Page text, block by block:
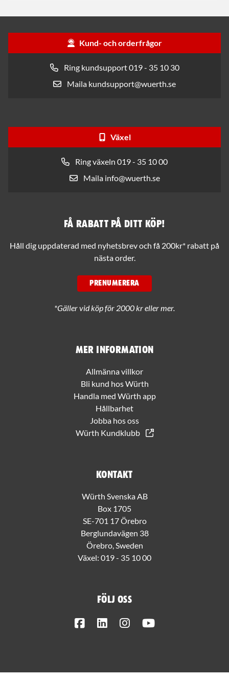
Kund- och orderfrågor
Ring kundsupport 019 - 35 10 30
Maila kundsupport@wuerth.se
Växel
Ring växeln 019 - 35 10 00
Maila info@wuerth.se
Mer information
Allmänna villkor
Bli kund hos Würth
Handla med Würth app
Hållbarhet
Jobba hos oss
Würth Kundklubb
Kontakt
Würth Svenska AB
Box 1705
SE-701 17 Örebro
Berglundavägen 38
Örebro, Sweden
Växel: 019 - 35 10 00
Följ oss
FacebookLinkedInInstagram
Få rabatt på ditt köp!
Håll dig uppdaterad med nyhetsbrev och få 200kr* rabatt på
nästa order.
PRENUMERERA
*Gäller vid köp för 2000 kr eller mer.